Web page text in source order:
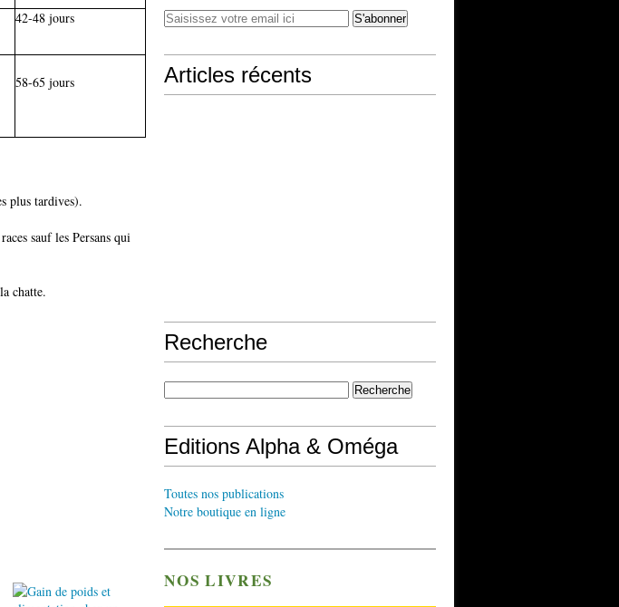
42-48 jours
58-65 jours
plus tardives).
sauf les Persans qui
chatte.
Articles récents
Recherche
Editions Alpha & Oméga
Toutes nos publications
Notre boutique en ligne
NOS LIVRES